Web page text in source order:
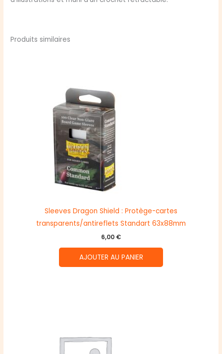
Produits similaires
Sleeves Dragon Shield : Protège-cartes
transparents/antireflets Standart 63x88mm
6,00 €
AJOUTER AU PANIER